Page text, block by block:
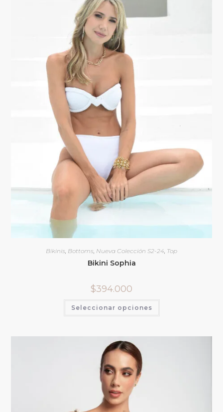
Bikinis, Bottoms, Nueva Colección S2-24, Top
Bikini Sophia
$394.000
Seleccionar opciones